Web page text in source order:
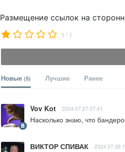
Размещение ссылок на
1 / 1
Новые (5) Лучшие Ранее
Vov Kot 2024.07.27 07:41
Насколько знаю, что
ВИКТОР СПИВАК 2024.07.26